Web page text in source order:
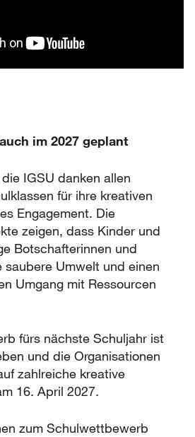
im 2027 geplant
IGSU danken allen
für ihre kreativen
Engagement. Die
zeigen, dass Kinder und
Botschafterinnen und
saubere Umwelt und einen
Umgang mit Ressourcen
fürs nächste Schuljahr ist
und die Organisationen
zahlreiche kreative
16. April 2027.
zum Schulwettbewerb